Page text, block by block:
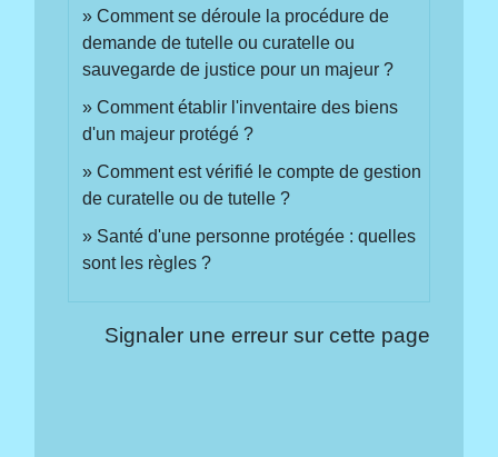
Comment se déroule la procédure de
demande de tutelle ou curatelle ou
sauvegarde de justice pour un majeur ?
Comment établir l'inventaire des biens
d'un majeur protégé ?
Comment est vérifié le compte de gestion
de curatelle ou de tutelle ?
Santé d'une personne protégée : quelles
sont les règles ?
Signaler une erreur sur cette page